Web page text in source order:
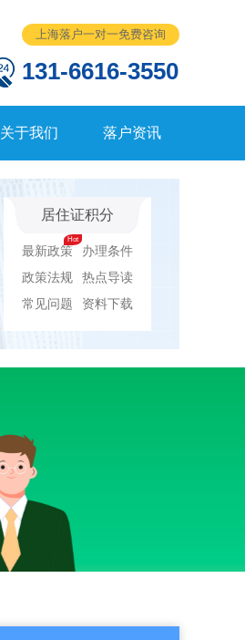
上海落户一对一免费咨询
131-6616-3550
关于我们 落户资讯
居住证积分
最新政策
办理条件
政策法规
热点导读
常见问题
资料下载